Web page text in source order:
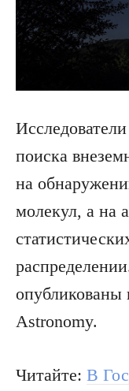
поиска
на
молекул, а на
опубликованы
Astronomy.
Читайте: В